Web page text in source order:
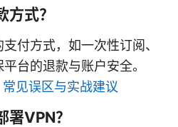
式？
付方式，如一次性订阅、
台的退款与账户安全。
见误区与实战建议
署VPN？